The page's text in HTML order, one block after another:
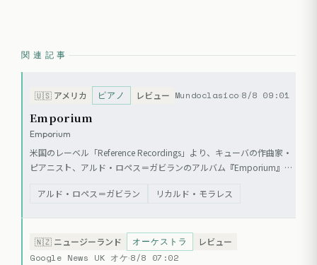
関連記事
🇺🇸 アメリカ ピアノ レビュー Mundoclasico 8/8 09:01
Emporium
Emporium
米国のレーベル「Reference Recordings」より、キューバの作曲家・
ピアニスト、アルド・ロペス＝ガビランのアルバム『Emporium』が
『Emporium』、クラリネット協奏曲、ピアノ組曲『Hechizos』の3
ダー・フィルハーモニー管弦楽団が担当。クラシックの技巧とジャ
ズ、アフロ・キューバンのリズムが融合した作品群が収録されてい
アルド・ロペス＝ガビラン リカルド・モラレス
🇳🇿 ニュージーランド オーケストラ レビュー
Google News UK オケ 8/8 07:02